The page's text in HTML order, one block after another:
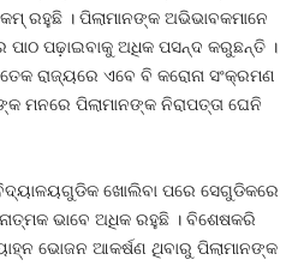
ରହୁଛି । ପିଲାମାନଙ୍କ ଅଭିଭାବକମାନେ
ପଢ଼ାଇବାକୁ ଅଧିକ ପସନ୍ଦ କରୁଛନ୍ତି ।
ରାଜ୍ୟରେ ଏବେ ବି କରୋନା ସଂକ୍ରମଣ
ମନରେ ପିଲାମାନଙ୍କ ନିରାପତ୍ତା ଘେନି
ଖୋଲିବା ପରେ ସେଗୁଡିକରେ
ଭାବେ ଅଧିକ ରହୁଛି । ବିଶେଷକରି
ଭୋଜନ ଆକର୍ଷଣ ଥିବାରୁ ପିଲାମାନଙ୍କ